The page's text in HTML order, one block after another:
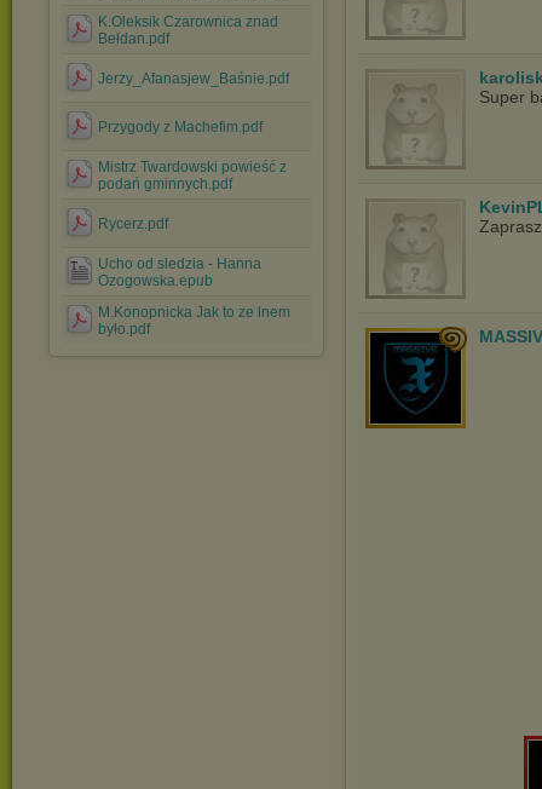
K.Oleksik Czarownica znad
Bełdan.pdf
Jerzy_Afanasjew_Baśnie.pdf
Przygody z Machefim.pdf
Mistrz Twardowski powieść z
podań gminnych.pdf
Rycerz.pdf
Ucho od sledzia - Hanna
Ozogowska.epub
M.Konopnicka Jak to ze lnem
było.pdf
Super